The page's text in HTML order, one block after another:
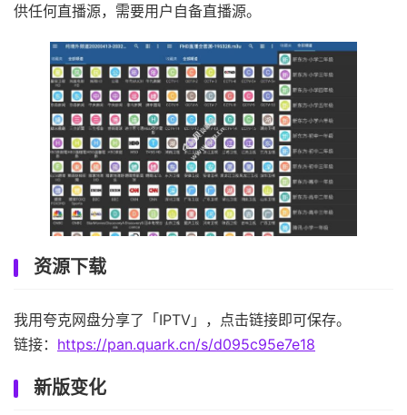
供任何直播源，需要用户自备直播源。
资源下载
我用夸克网盘分享了「IPTV」，点击链接即可保存。
链接： https://pan.quark.cn/s/d095c95e7e18
新版变化